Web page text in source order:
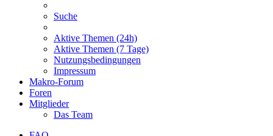
Suche
Aktive Themen (24h)
Aktive Themen (7 Tage)
Nutzungsbedingungen
Impressum
Makro-Forum
Foren
Mitglieder
Das Team